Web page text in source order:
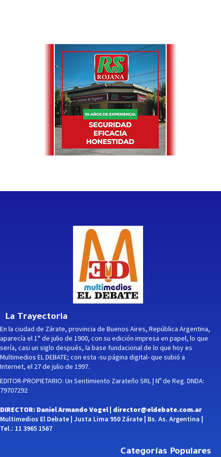
La Trayectoria
En la ciudad de Zárate, provincia de Buenos Aires, República Argentina,
aparecía el 1° de julio de 1900, con su edición impresa en papel, lo que
sería, casi un siglo después, la base fundacional de lo que hoy es
Multimedios EL DEBATE; con esta -su página digital- que subió a
Internet, el 27 de julio de 1997.
EDITOR-PROPIETARIO: Un Sentimiento Zarateño SRL | Nº de Reg. DNDA:
79707292
DIRECTOR: Daniel Armando Vogel | director@eldebate.com.ar
Multimedios El Debate | Justa Lima 950 Zárate | Bs. As. Argentina |
Tel.: 11 3965 1567
Categorías Populares